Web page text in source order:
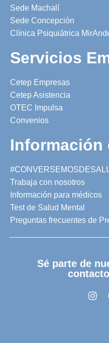
Sede Machalí
Sede Concepción
Clínica Psiquiátrica
Servicios
Cetep Empresas
Cetep Asistencia
OTEC Impulsa
Convenios
Información
Trabaja con nosotros
Información para médicos
Test de Salud Mental
Preguntas frecuentes de
Sé parte de